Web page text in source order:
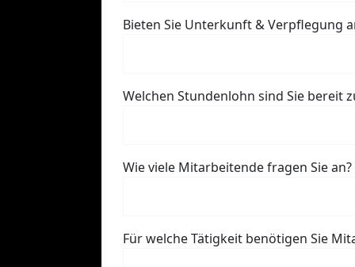
Bieten Sie Unterkunft & Verpflegung
Welchen Stundenlohn sind Sie bereit
Wie viele Mitarbeitende fragen Sie an?
Für welche Tätigkeit benötigen Sie